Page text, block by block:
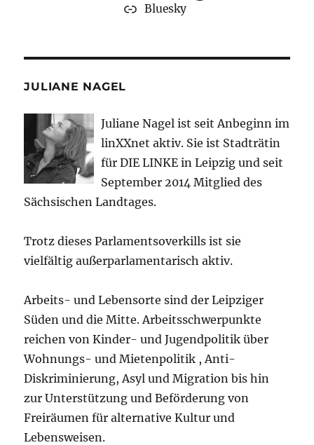
Bluesky
JULIANE NAGEL
Juliane Nagel ist seit Anbeginn im
linXXnet aktiv. Sie ist Stadträtin
für DIE LINKE in Leipzig und seit
September 2014 Mitglied des
Sächsischen Landtages.
Trotz dieses Parlamentsoverkills ist sie
vielfältig außerparlamentarisch aktiv.
Arbeits- und Lebensorte sind der Leipziger
Süden und die Mitte. Arbeitsschwerpunkte
reichen von Kinder- und Jugendpolitik über
Wohnungs- und Mietenpolitik , Anti-
Diskriminierung, Asyl und Migration bis hin
zur Unterstützung und Beförderung von
Freiräumen für alternative Kultur und
Lebensweisen.